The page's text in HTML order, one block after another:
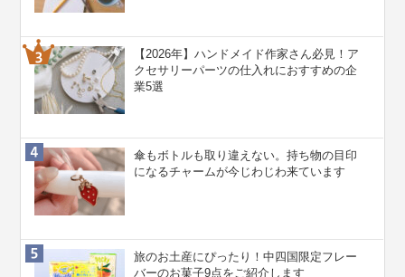
【2026年】ハンドメイド作家さん必見！ア
クセサリーパーツの仕入れにおすすめの企
業5選
傘もボトルも取り違えない。持ち物の目印
になるチャームが今じわじわ来ています
旅のお土産にぴったり！中四国限定フレー
バーのお菓子9点をご紹介します